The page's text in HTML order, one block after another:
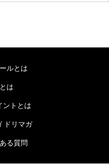
ルとは
は
ントとは
ドリマガ
る質問